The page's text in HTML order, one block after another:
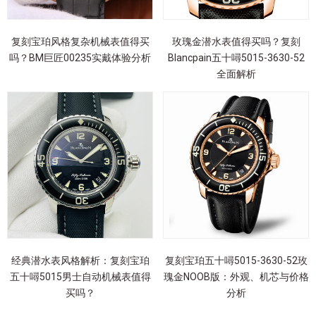
复刻宝珀风格复杂机械表值得买
吗？BM巨匠00235实戴体验分析
玫瑰金潜水表值得买吗？复刻
Blancpain五十噚5015-3630-52
全面解析
经典潜水表风格解析：复刻宝珀
五十噚5015男士自动机械表值得
买吗？
复刻宝珀五十噚5015-3630-52玫
瑰金NOOB版：外观、机芯与价格
分析